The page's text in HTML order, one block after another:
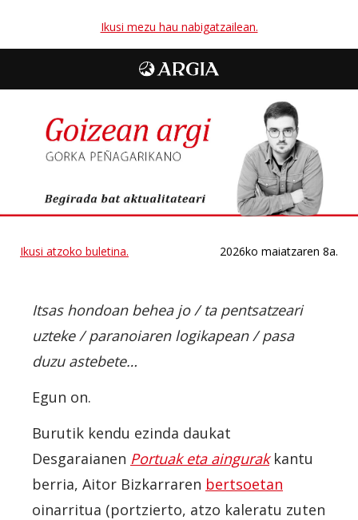
Ikusi mezu hau nabigatzailean.
Ikusi atzoko buletina. 2026ko maiatzaren 8a.
Itsas hondoan behea jo / ta pentsatzeari
uzteke / paranoiaren logikapean / pasa
duzu astebete…
Egun on.
Burutik kendu ezinda daukat
Desgaraianen Portuak eta aingurak kantu
berria, Aitor Bizkarraren bertsoetan
oinarritua (portzierto, atzo kaleratu zuten